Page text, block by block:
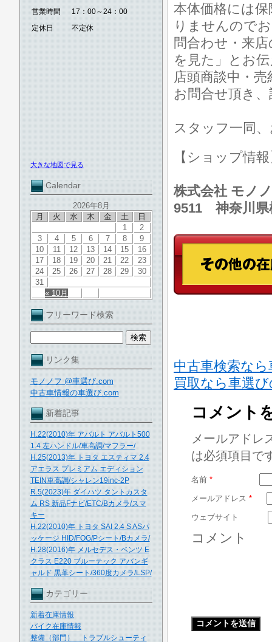
営業時間
17：00～24：00
定休日
不定休
大きな地図で見る
Calendar
2026年8月
月
火 水 木 金 土 日
« 10月
1
2
3
4 5 6 7 8
9
10
11 12 13 14 15
16
17
18 19 20 21 22
23
24
25 26 27 28 29
30
31
フリーワード検索
リンク集
モノノフ @車選び.com
中古車情報の車選び.com
新着記事
H.22(2010)年 アバルト アバルト500
1.4 左ハンドル/車高調/マフラー/
H.25(2013)年 トヨタ エスティマ 2.4
アエラス プレミアム エディション
TEIN車高調/シャレン19inc-2P
R.5(2023)年 ダイハツ タントカスタ
ム RS 新品Fナビ/ETC/Bカメラ/スマ
キー
H.22(2010)年 トヨタ SAI 2.4 S ASパ
ッケージ HID/FOG/Pシート/Bカメラ/
H.28(2016)年 メルセデス・ベンツ E
クラス E220 ブルーテック アバンギ
ャルド 黒革シート/360度カメラ/LSP/
カテゴリー
新着在庫情報
バイク在庫情報
整備（部門） トラブルシューティ
本体価格には
りませんので
問合わせ・来
を見た」とお
店頭商談中・
お問合せ頂き
スタッフ一同
【ショップ情
株式会社 モノ
9511 神奈川県
中古車検索な
買取なら車選
コメント
メールアドレ
は必須項目で
名前 *
メールアドレス *
ウェブサイト
コメント